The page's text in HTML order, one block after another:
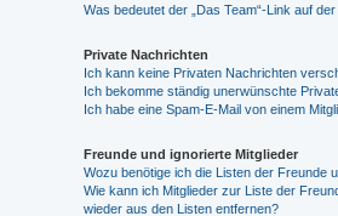
Was bedeutet der „Das Team“-Link auf
Private Nachrichten
Ich kann keine Privaten Nachrichten
Ich bekomme ständig unerwünschte
Ich habe eine Spam-E-Mail von einem
Freunde und ignorierte Mitglieder
Wozu benötige ich die Listen der Freunde
Wie kann ich Mitglieder zur Liste der
wieder aus den Listen entfernen?